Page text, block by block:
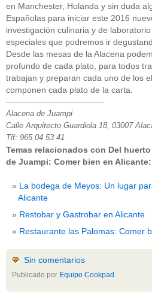
en Manchester, Holanda y sin duda
Españolas para iniciar este 2016
investigación culinaria y de
especiales que podremos ir
Desde las mesas de la Alacena
profundo de cada plato, para todos
trabajan y preparan cada uno de los
componen cada plato de la carta.
————————————–
Alacena de Juampi
Calle Arquitecto Guardiola 18, 03007
Tlf: 965 04 53 41
Temas relacionados con Del
de Juampi: Comer bien en Alicante:
La bodega de Meyos: Un lugar
Alicante
Restobar y Gastrobar en Alicante
Restaurante las Palomas: Comer
Sin comentarios
Publicado por Equipo Cookpad